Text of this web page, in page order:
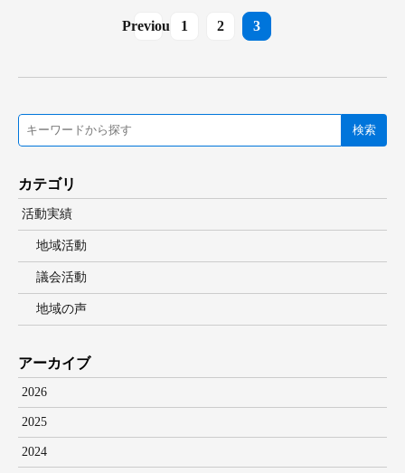
Previous 1 2 3
検索
カテゴリ
活動実績
地域活動
議会活動
地域の声
アーカイブ
2026
2025
2024